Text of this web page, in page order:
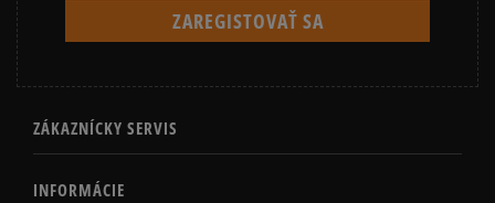
ZÁKAZNÍCKY SERVIS
INFORMÁCIE